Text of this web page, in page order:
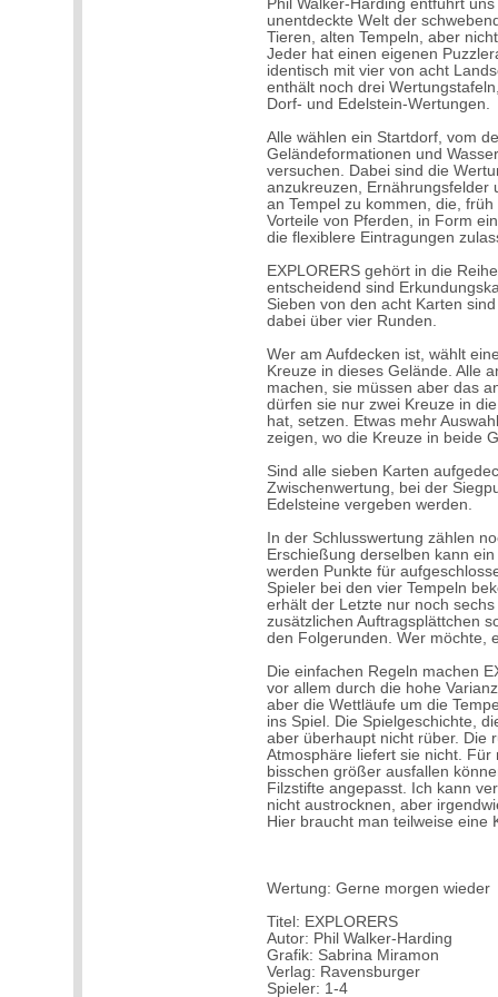
Phil Walker-Harding entführt
unentdeckte Welt der
Tieren, alten Tempeln, aber
Jeder hat einen eigenen
identisch mit vier von acht
enthält noch drei
Dorf- und Edelstein-Wertungen.
Alle wählen ein Startdorf, vom
Geländeformationen und
versuchen. Dabei sind die
anzukreuzen, Ernährungsfelder
an Tempel zu kommen, die,
Vorteile von Pferden, in Form
die flexiblere Eintragungen
EXPLORERS gehört in die
entscheidend sind
Sieben von den acht Karten
dabei über vier Runden.
Wer am Aufdecken ist, wählt
Kreuze in dieses Gelände. Alle
machen, sie müssen aber das
dürfen sie nur zwei Kreuze in
hat, setzen. Etwas mehr
zeigen, wo die Kreuze in beide
Sind alle sieben Karten
Zwischenwertung, bei der
Edelsteine vergeben werden.
In der Schlusswertung zählen
Erschießung derselben kann
werden Punkte für
Spieler bei den vier Tempeln
erhält der Letzte nur noch
zusätzlichen Auftragsplättchen
den Folgerunden. Wer möchte,
Die einfachen Regeln machen
vor allem durch die hohe
aber die Wettläufe um die
ins Spiel. Die Spielgeschichte,
aber überhaupt nicht rüber. Die
Atmosphäre liefert sie nicht.
bisschen größer ausfallen
Filzstifte angepasst. Ich kann
nicht austrocknen, aber
Hier braucht man teilweise eine
Wertung: Gerne morgen wieder
Titel: EXPLORERS
Autor: Phil Walker-Harding
Grafik: Sabrina Miramon
Verlag: Ravensburger
Spieler: 1-4